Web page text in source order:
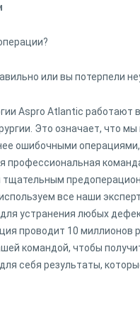
или вы потерпели
Aspro Atlantic работают
Это означает, что
ошибочными
профессиональная
все наши
устранения любых
проводит 10 миллионов
командой, чтобы
себя результаты,